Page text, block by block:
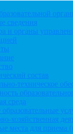
сведения
и органы
состав
техническое
среда
хозяйственная
места для приема